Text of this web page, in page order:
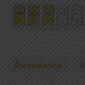
Présentation